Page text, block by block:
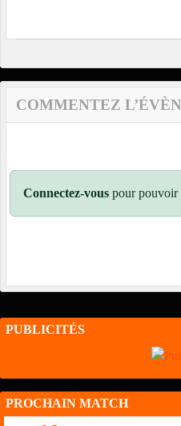
COMMENTEZ
Connectez-vous pour pouvoir
PUBLICITÉS
PROCHAIN MATCH